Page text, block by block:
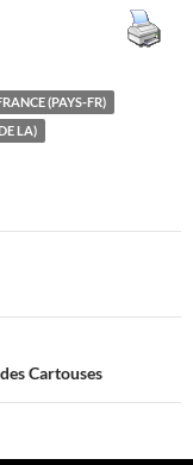
(PAYS-FR)
LA)
Cartouses